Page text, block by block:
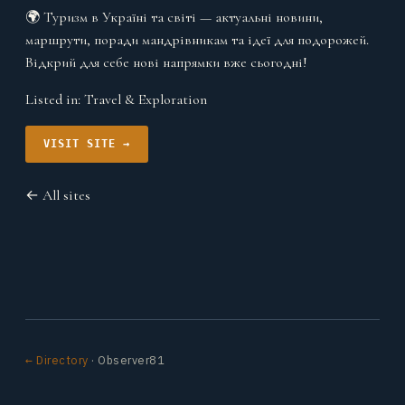
🌍 Туризм в Україні та світі — актуальні новини,
маршрути, поради мандрівникам та ідеї для подорожей.
Відкрий для себе нові напрямки вже сьогодні!
Listed in: Travel & Exploration
VISIT SITE →
← All sites
← Directory · Observer81